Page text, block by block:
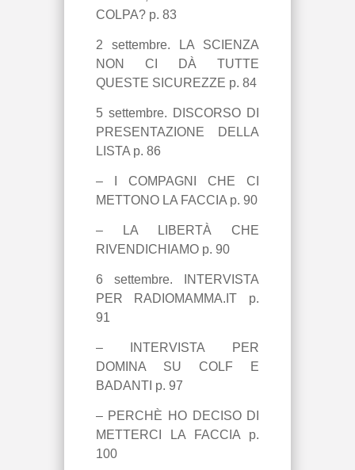
COLPA? p. 83
2 settembre. LA SCIENZA
NON CI DÀ TUTTE
QUESTE SICUREZZE p. 84
5 settembre. DISCORSO DI
PRESENTAZIONE DELLA
LISTA p. 86
– I COMPAGNI CHE CI
METTONO LA FACCIA p. 90
–
LA LIBERTÀ CHE
RIVENDICHIAMOp. 90
6 settembre. INTERVISTA
PER RADIOMAMMA.IT p.
91
– INTERVISTA PER
DOMINA SU COLF E
BADANTI p. 97
– PERCHÈ HO DECISO DI
METTERCI LA FACCIA p.
100